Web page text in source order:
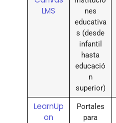
LMS
nes
educativa
s (desde
infantil
hasta
educació
n
superior)
LearnUp
on
Portales
para